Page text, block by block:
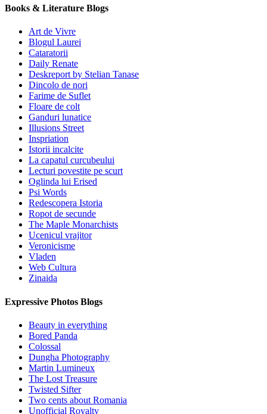
Books & Literature Blogs
Art de Vivre
Blogul Laurei
Cataratorii
Daily Renate
Deskreport by Stelian Tanase
Dincolo de nori
Farime de Suflet
Floare de colt
Ganduri lunatice
Illusions Street
Inspriation
Istorii incalcite
La capatul curcubeului
Lecturi povestite pe scurt
Oglinda lui Erised
Psi Words
Redescopera Istoria
Ropot de secunde
The Maple Monarchists
Ucenicul vrajitor
Veronicisme
Vladen
Web Cultura
Zinaida
Expressive Photos Blogs
Beauty in everything
Bored Panda
Colossal
Dungha Photography
Martin Lumineux
The Lost Treasure
Twisted Sifter
Two cents about Romania
Unofficial Royalty